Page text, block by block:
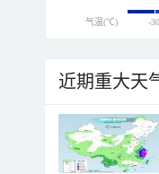
气温(℃) -30
近期重大天